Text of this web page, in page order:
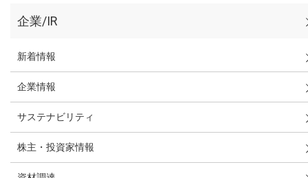
企業/IR
新着情報
企業情報
サステナビリティ
株主・投資家情報